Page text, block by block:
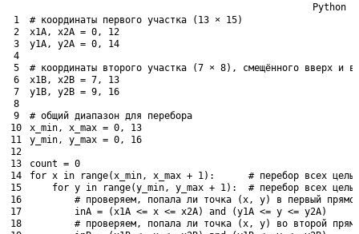
Python
1
2
3
4
5
6
7
8
9
10
11
12
13
14
15
16
17
18
# координаты первого участка (13 × 15)
x1A , x2A = 0 ,
12
y1A , y2A = 0 , 14
# координаты второго участка (7 × 8), смещённого вверх и
x1B , x2B = 7 ,
13
y1B , y2B = 9 , 16
# общий диапазон для перебора
x_min , x_max = 0 ,
13
y_min , y_max = 0 , 16
count = 0
for x in range( x_min , x_max + 1 ) :
# перебор всех
for y in range(y_min , y_max + 1 ) :
# перебор всех
# проверяем, попала ли точка (x, y) в первый
inA = ( x1A <= x <= x2A) and (y1A <= y <= y2A)
# проверяем, попала ли точка (x, y) во второй